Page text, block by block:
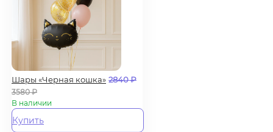
Шары «Черная кошка» 2840₽
3580₽
В наличии
Купить